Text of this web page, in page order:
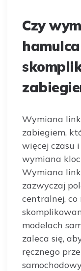
Czy
Wymiana
zabiegiem,
więcej czasu
wymiana
Wymiana
zazwyczaj
centralnej, co
modelach
zaleca się,
ręcznego